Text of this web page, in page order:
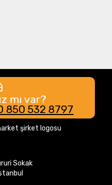
mı var?
850 532 8797
Sokak